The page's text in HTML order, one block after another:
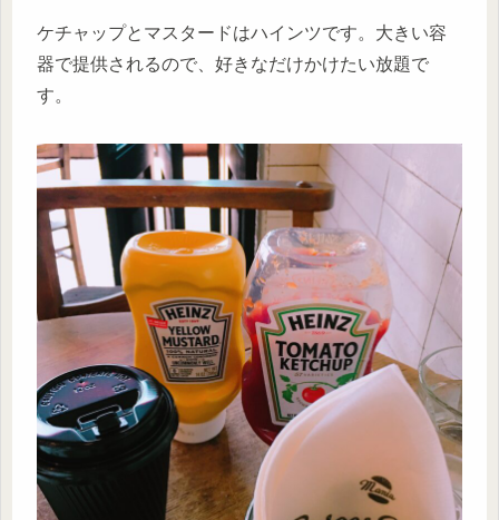
ケチャップとマスタードはハインツです。大きい容
器で提供されるので、好きなだけかけたい放題で
す。